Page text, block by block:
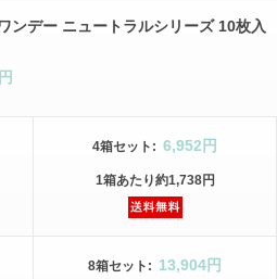
ンデー ニュートラルシリーズ 10枚入
4箱セット : 6,952円
1箱あたり約1,738円
8箱セット : 13,904円